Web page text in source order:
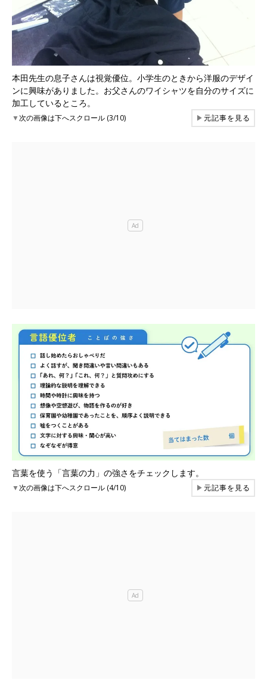
本田先生の息子さんは視覚優位。小学生のときから洋服のデザイ
ンに興味がありました。お父さんのワイシャツを自分のサイズに
加工しているところ。
▼次の画像は下へスクロール (3/10) ▶元記事を見る
言葉を使う「言葉の力」の強さをチェックします。
▼次の画像は下へスクロール (4/10) ▶元記事を見る